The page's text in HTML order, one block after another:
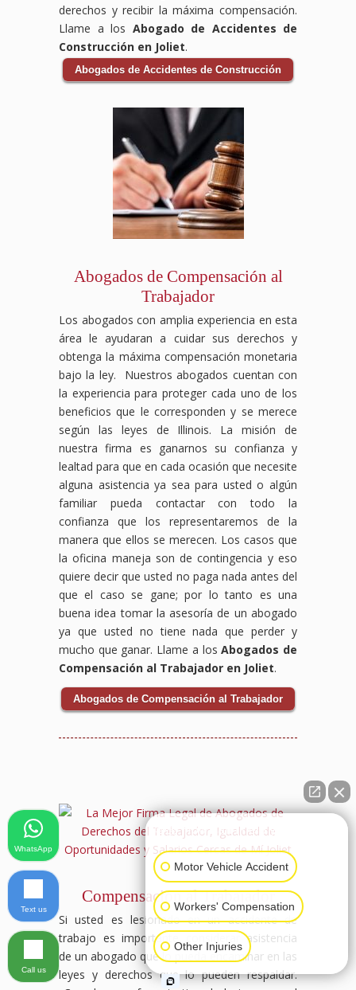
derechos y recibir la máxima compensación.
Llame a los Abogado de Accidentes de
Construcción en Joliet.
Abogados de Accidentes de Construcción
Abogados de Compensación al
Trabajador
Los abogados con amplia experiencia en esta
área le ayudaran a cuidar sus derechos y
obtenga la máxima compensación monetaria
bajo la ley. Nuestros abogados cuentan con
la experiencia para proteger cada uno de los
beneficios que le corresponden y se merece
según las leyes de Illinois. La misión de
nuestra firma es ganarnos su confianza y
lealtad para que en cada ocasión que necesite
alguna asistencia ya sea para usted o algún
familiar pueda contactar con todo la
confianza que los representaremos de la
manera que ellos se merecen. Los casos que
la oficina maneja son de contingencia y eso
quiere decir que usted no paga nada antes del
que el caso se gane; por lo tanto es una
buena idea tomar la asesoría de un abogado
ya que usted no tiene nada que perder y
mucho que ganar. Llame a losAbogados de
Compensación al Trabajador en Joliet.
Abogados de Compensación al Trabajador
Compensación al Trabajador
Si usted es lesionado en un accidente de
trabajo es importante considerar asistencia
de un abogado que lo pueda encaminar en las
leyes y derechos que lo pueden respaldar.
👋🏼 How can I help you?
Motor Vehicle Accident
Workers' Compensation
Other Injuries
WhatsApp
Text us
Call us